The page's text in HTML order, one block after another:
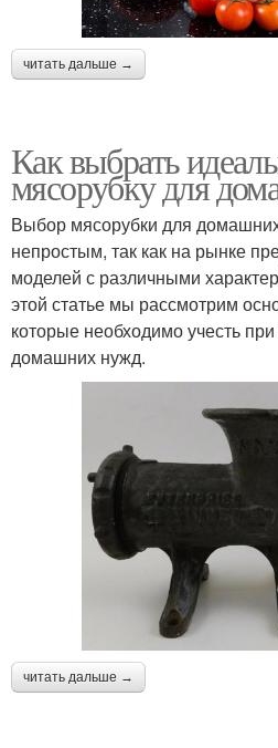
читать дальше →
Как выбрать
мясорубку для
Выбор мясорубки для
непростым, так как на рынке
моделей с различными
этой статье мы рассмотрим
которые необходимо учесть
домашних нужд.
читать дальше →